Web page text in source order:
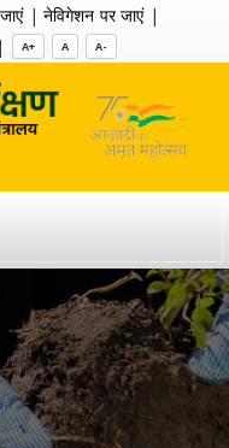
| नेविगेशन पर जाएं|
| A+ A A-